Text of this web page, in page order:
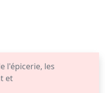
l'épicerie, les
et